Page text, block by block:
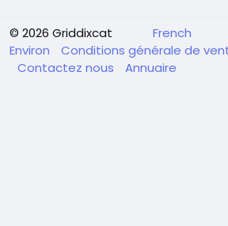
© 2026 Griddixcat
French
Environ
Conditions générale de
Contactez nous
Annuaire